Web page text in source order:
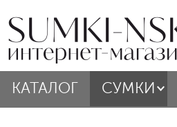
КАТАЛОГ СУМКИ